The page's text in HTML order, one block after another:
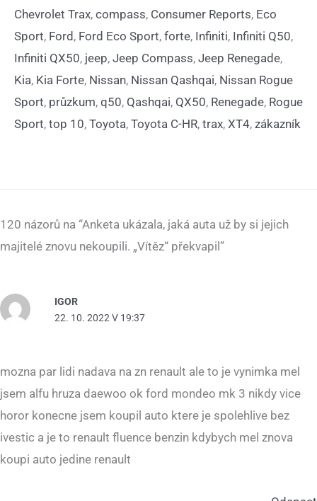
Chevrolet Trax, compass, Consumer Reports, Eco
Sport, Ford, Ford Eco Sport, forte, Infiniti, Infiniti Q50,
Infiniti QX50, jeep, Jeep Compass, Jeep Renegade,
Kia, Kia Forte, Nissan, Nissan Qashqai, Nissan Rogue
Sport, průzkum, q50, Qashqai, QX50, Renegade, Rogue
Sport, top 10, Toyota, Toyota C-HR, trax, XT4, zákazník
120 názorů na “Anketa ukázala, jaká auta už by si jejich
majitelé znovu nekoupili. „Vítěz“ překvapil”
IGOR
22. 10. 2022 V 19:37
mozna par lidi nadava na zn renault ale to je vynimka mel
jsem alfu hruza daewoo ok ford mondeo mk 3 nikdy vice
horor konecne jsem koupil auto ktere je spolehlive bez
ivestic a je to renault fluence benzin kdybych mel znova
koupi auto jedine renault